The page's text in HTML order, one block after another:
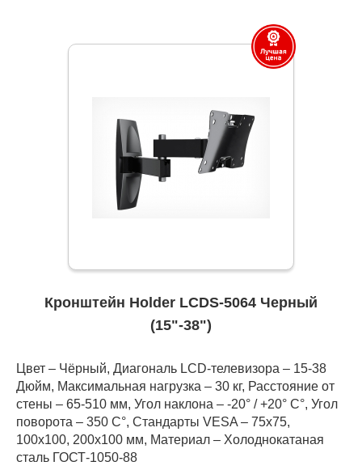
Кронштейн Holder LCDS-5064 Черный
(15"-38")
Цвет – Чёрный, Диагональ LCD-телевизора – 15-38
Дюйм, Максимальная нагрузка – 30 кг, Расстояние от
стены – 65-510 мм, Угол наклона – -20° / +20° С°, Угол
поворота – 350 С°, Стандарты VESA – 75x75,
100x100, 200x100 мм, Материал – Холоднокатаная
сталь ГОСТ-1050-88